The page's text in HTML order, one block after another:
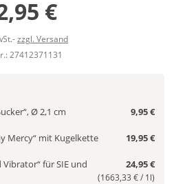
€
zzgl. Versand
27412371131
Ø 2,1 cm 9,95 €
Mercy“ mit Kugelkette 19,95 €
für SIE und
24,95 €
(1663,33 € / 1l)